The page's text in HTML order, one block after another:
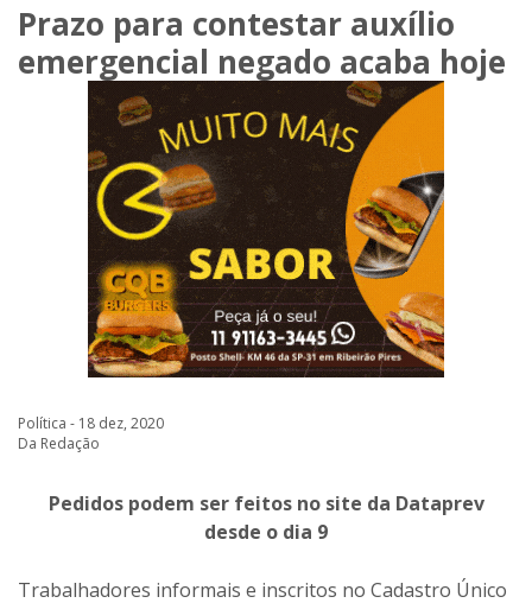
Prazo para contestar auxílio
emergencial negado acaba hoje
Política - 18 dez, 2020
Da Redação
Pedidos podem ser feitos no site da Dataprev
desde o dia 9
Trabalhadores informais e inscritos no Cadastro Único